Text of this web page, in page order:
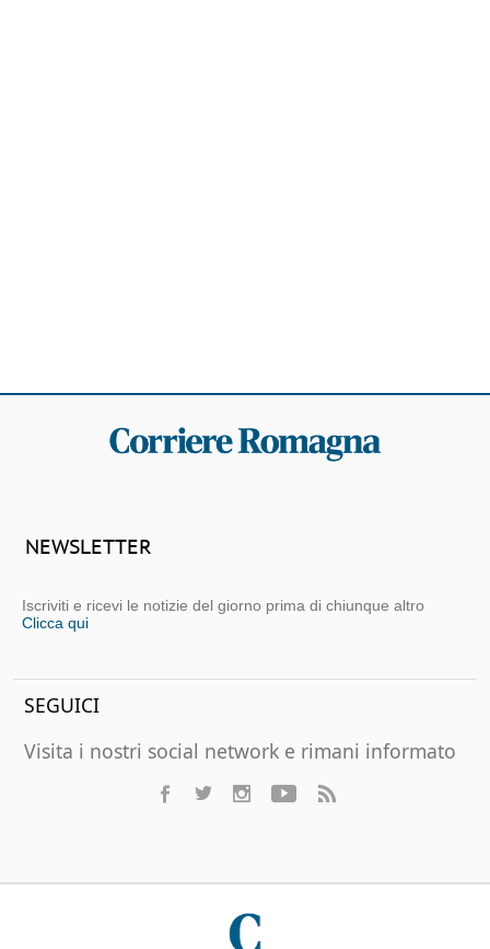
NEWSLETTER
Iscriviti e ricevi le notizie del giorno prima di chiunque altro
Clicca qui
SEGUICI
Visita i nostri social network e rimani informato